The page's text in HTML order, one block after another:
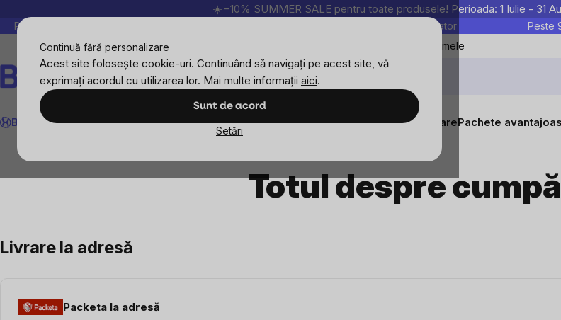
Continuă fără personalizare
Acest site folosește cookie-uri. Continuând să navigați pe acest site, vă
exprimați acordul cu utilizarea lor. Mai multe informații aici.
Sunt de acord
Setări
☀️−10% SUMMER SALE pentru toate produsele! Perioada: 1 Iulie - 31
Peste 200.000 de recenzii verificate Produsele noastre sunt testate în laborator Peste
Favoritele mele
Căutare
BrainMax
SportImunitateFemeiBărbațiCopiiObiectiveNoutățiSuplimente alimentarePachete
Totul despre
Livrare la adresă
Packeta la adresă